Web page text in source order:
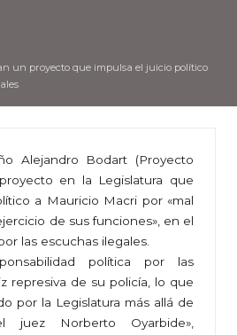
un proyecto que impulsa el juicio político
Alejandro Bodart (Proyecto
en la Legislatura que
a Mauricio Macri por «mal
de sus funciones», en el
las escuchas ilegales.
política por las
represiva de su policía, lo que
por la Legislatura más allá de
Norberto Oyarbide»,